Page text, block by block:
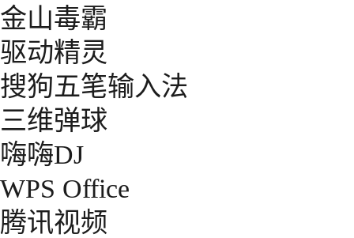
金山毒霸
驱动精灵
搜狗五笔输入法
三维弹球
嗨嗨DJ
WPS Office
腾讯视频